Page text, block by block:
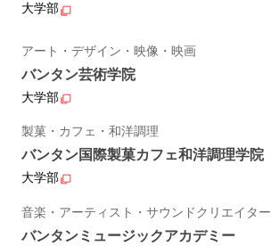
大学部
アート・デザイン・映像・映画
バンタン芸術学院
大学部
製菓・カフェ・和洋調理
バンタン国際製菓カフェ和洋調理学院
大学部
音楽・アーティスト・サウンドクリエイター
バンタンミュージックアカデミー